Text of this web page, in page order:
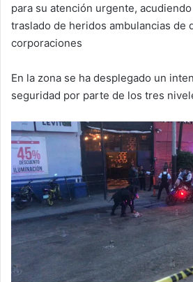
para su atención urgente,
traslado de heridos ambulancias de
corporaciones
En la zona se ha desplegado un
seguridad por parte de los tres